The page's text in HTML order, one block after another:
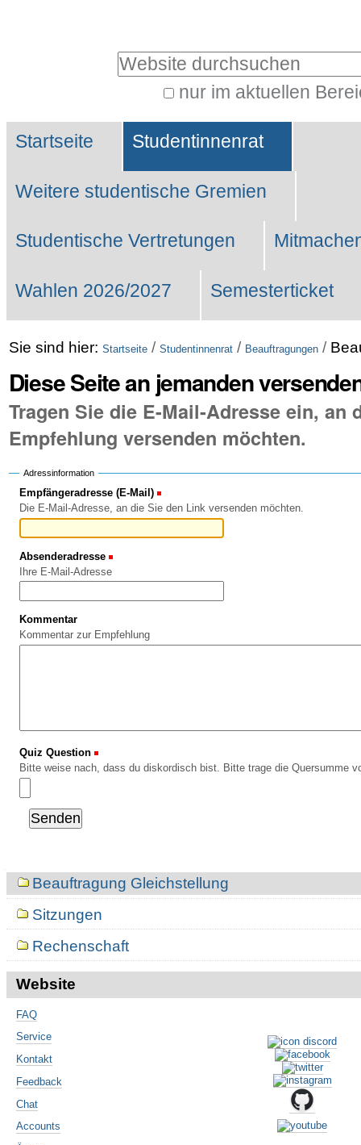
Website durchsuchen
nur im aktuellen
Suche…
Sektionen
Startseite Studentinnenrat
Weitere studentische Gremien
Studentische Vertretungen
Wahlen 2026/2027 Semesterticket
Sie sind hier: Startseite / Studentinnenrat / Beauftragungen /
Diese Seite an jemanden
Tragen Sie die E-Mail-Adresse ein, an
Empfehlung versenden möchten.
Adressinformation
Empfängeradresse (E-Mail)
Die E-Mail-Adresse, an die Sie den Link versenden möchten.
Absenderadresse
Ihre E-Mail-Adresse
Kommentar
Kommentar zur Empfehlung
Quiz Question
Bitte weise nach, dass du diskordisch bist. Bitte trage die Quersumme
NavigationBeauftragung Gleichstellung
Sitzungen
Rechenschaft
Website
FAQ
Service
Kontakt
Feedback
Chat
Accounts